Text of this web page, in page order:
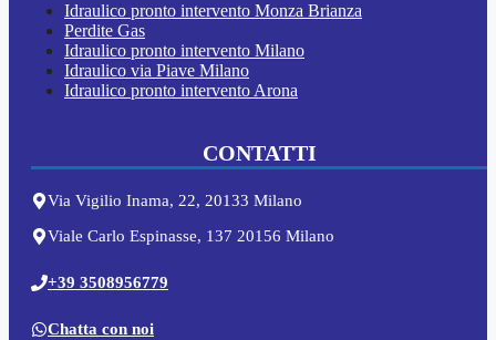
Idraulico pronto intervento Monza Brianza
Perdite Gas
Idraulico pronto intervento Milano
Idraulico via Piave Milano
Idraulico pronto intervento Arona
CONTATTI
Via Vigilio Inama, 22, 20133 Milano
Viale Carlo Espinasse, 137 20156 Milano
+39 3508956779
Chatta con noi